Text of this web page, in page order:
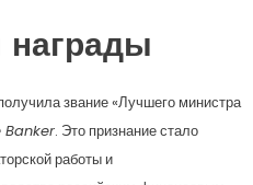
награды
звание «Лучшего министра
Banker. Это признание стало
работы и